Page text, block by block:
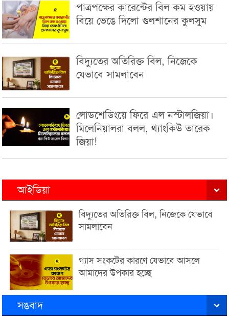
পাত্রপক্ষের কারেন্টের বিল কম হওয়ায়
বিয়ে ভেঙে দিলো গুলশানের কুলসুম
বিদ্যুতের অতিরিক্ত বিল, নিজেকে
যেভাবে সামলাবেন
লোডশেডিংয়ে ফিরে এল নস্টালজিয়া।
মিলেনিয়ালরা বলল, থ্যাংকিউ তারেক
জিয়া!
আইডিয়া
বিদ্যুতের অতিরিক্ত বিল, নিজেকে যেভাবে
সামলাবেন
গ্যাস সংকটের কারণে যেভাবে আসলে
আমাদের উপকার হচ্ছে
সঙবাদ